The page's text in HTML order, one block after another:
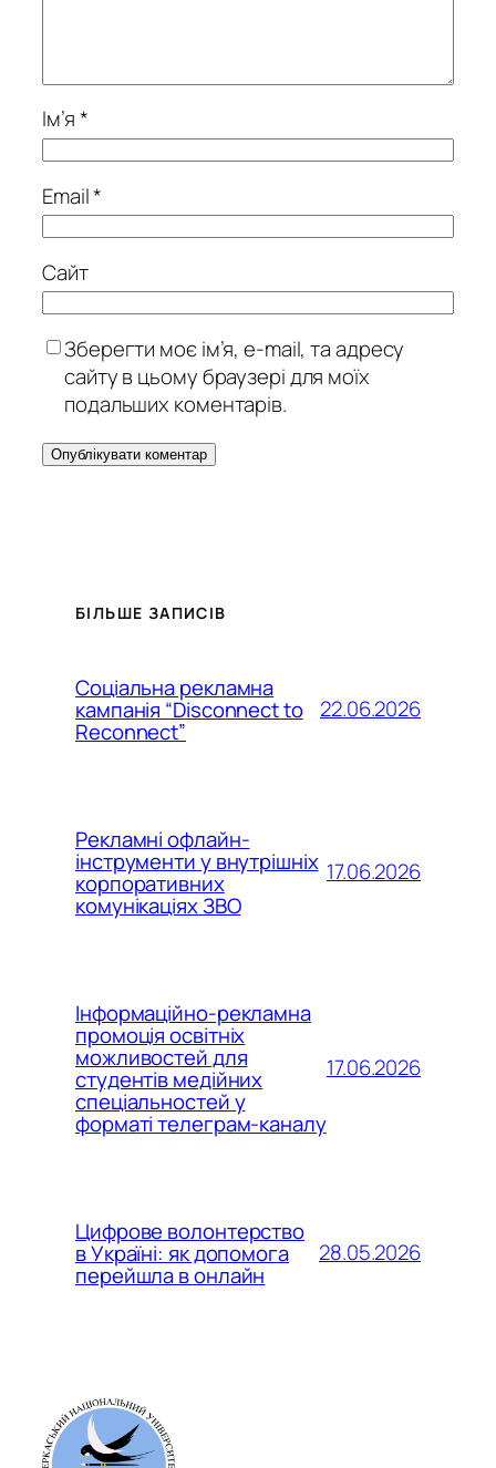
Ім’я*
Email*
Сайт
Зберегти моє ім’я, e-mail, та адресу
сайту в цьому браузері для моїх
подальших коментарів.
БІЛЬШЕ ЗАПИСІВ
Соціальна рекламна
кампанія “Disconnect to
Reconnect”
22.06.2026
Рекламні офлайн-
інструменти у внутрішніх
корпоративних
комунікаціях ЗВО
17.06.2026
Інформаційно-рекламна
промоція освітніх
можливостей для
студентів медійних
спеціальностей у
форматі телеграм-каналу
17.06.2026
Цифрове волонтерство
в Україні: як допомога
перейшла в онлайн
28.05.2026